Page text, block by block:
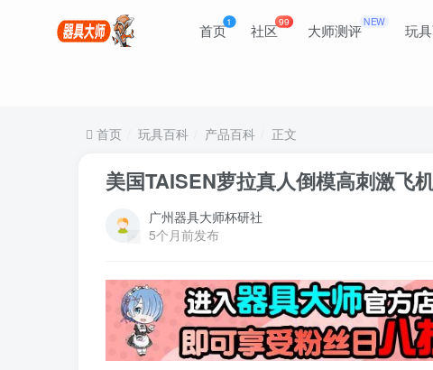
首页1 社区99 大师测评NEW 玩
首页 玩具百科 产品百科 正文
美国TAISEN萝拉真人倒模高刺激飞
广州器具大师杯研社
5个月前发布